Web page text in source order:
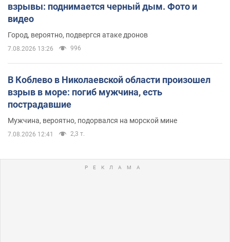
взрывы: поднимается черный дым. Фото и
видео
Город, вероятно, подвергся атаке дронов
7.08.2026 13:26 996
В Коблево в Николаевской области произошел
взрыв в море: погиб мужчина, есть
пострадавшие
Мужчина, вероятно, подорвался на морской мине
7.08.2026 12:41 2,3 т.